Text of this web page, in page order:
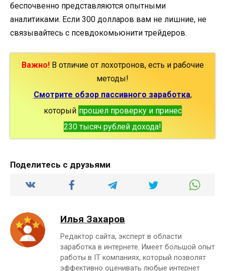
беспочвенно представляются опытными
аналитиками. Если 300 долларов вам не лишние, не
связывайтесь с псевдокомьюнити трейдеров.
Важно!В отличие от лохотронов, есть и рабочие
методы!
Смотрите обзор пассивного заработка,
который прошел проверку и принес
230 тысяч рублей дохода!
Поделитесь с друзьями
Илья Захаров
Редактор сайта, эксперт в области
заработка в интернете. Имеет большой опыт
работы в IT компаниях, который позволят
эффективно оценивать любые интернет